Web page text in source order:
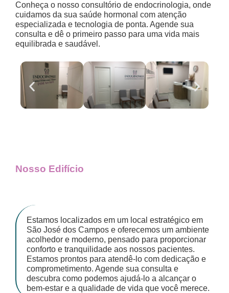
Conheça o nosso consultório de endocrinologia, onde
cuidamos da sua saúde hormonal com atenção
especializada e tecnologia de ponta. Agende sua
consulta e dê o primeiro passo para uma vida mais
equilibrada e saudável.
Nosso Edifício
Estamos localizados em um local estratégico em
São José dos Campos e oferecemos um ambiente
acolhedor e moderno, pensado para proporcionar
conforto e tranquilidade aos nossos pacientes.
Estamos prontos para atendê-lo com dedicação e
comprometimento. Agende sua consulta e
descubra como podemos ajudá-lo a alcançar o
bem-estar e a qualidade de vida que você merece.